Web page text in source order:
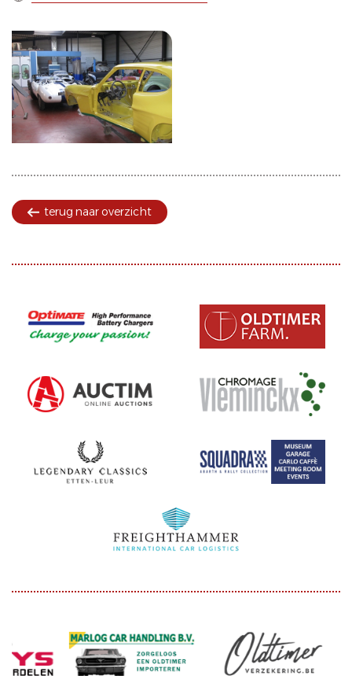
terug naar overzicht